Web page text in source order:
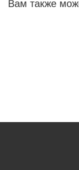
Вам также